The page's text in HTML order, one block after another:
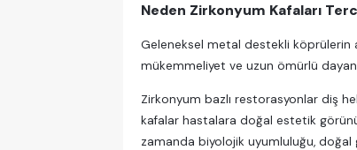
Neden Zirkonyum Kafaları
Geleneksel metal destekli köprülerin
mükemmeliyet ve uzun ömürlü
Zirkonyum bazlı restorasyonlar diş
kafalar hastalara doğal estetik
zamanda biyolojik uyumluluğu, doğal